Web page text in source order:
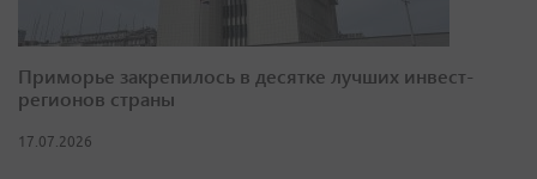
Приморье закрепилось в десятке лучших инвест-
регионов страны
17.07.2026